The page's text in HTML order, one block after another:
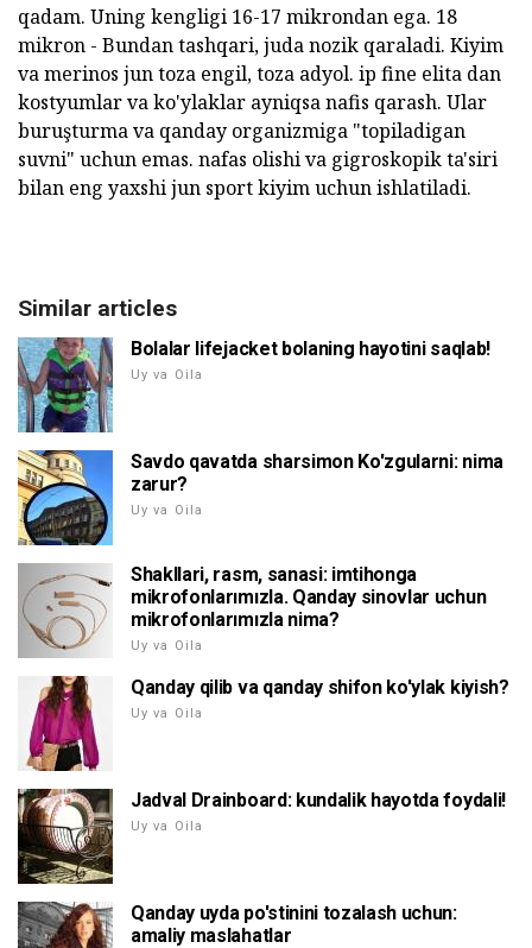
qadam. Uning kengligi 16-17 mikrondan ega. 18
mikron - Bundan tashqari, juda nozik qaraladi. Kiyim
va merinos jun toza engil, toza adyol. ip fine elita dan
kostyumlar va ko'ylaklar ayniqsa nafis qarash. Ular
buruşturma va qanday organizmiga "topiladigan
suvni" uchun emas. nafas olishi va gigroskopik ta'siri
bilan eng yaxshi jun sport kiyim uchun ishlatiladi.
Similar articles
Bolalar lifejacket bolaning hayotini saqlab!
Uy va Oila
Savdo qavatda sharsimon Ko'zgularni: nima
zarur?
Uy va Oila
Shakllari, rasm, sanasi: imtihonga
mikrofonlarımızla. Qanday sinovlar uchun
mikrofonlarımızla nima?
Uy va Oila
Qanday qilib va qanday shifon ko'ylak kiyish?
Uy va Oila
Jadval Drainboard: kundalik hayotda foydali!
Uy va Oila
Qanday uyda po'stinini tozalash uchun:
amaliy maslahatlar